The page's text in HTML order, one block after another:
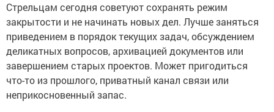
Стрельцам сегодня советуют сохранять режим
закрытости и не начинать новых дел. Лучше заняться
приведением в порядок текущих задач, обсуждением
деликатных вопросов, архивацией документов или
завершением старых проектов. Может пригодиться
что-то из прошлого, приватный канал связи или
неприкосновенный запас.